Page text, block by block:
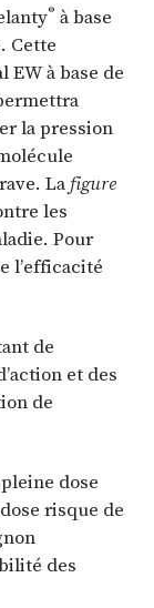
® à base
Cette
EW à base de
la pression
Lafigure
les
Pour
l’efficacité
de
et des
de
dose
risque de
des